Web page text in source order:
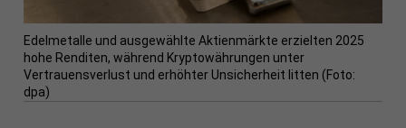
Edelmetalle und ausgewählte Aktienmärkte erzielten 2025
hohe Renditen, während Kryptowährungen unter
Vertrauensverlust und erhöhter Unsicherheit litten (Foto:
dpa)